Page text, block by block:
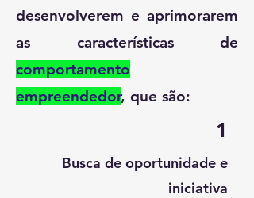
desenvolverem e aprimorarem
as características de
comportamento
empreendedor, que são:
1
Busca de oportunidade e
iniciativa